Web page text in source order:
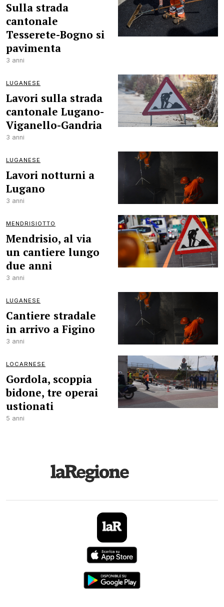
Sulla strada
cantonale
Tesserete-Bogno si
pavimenta
3 anni
LUGANESE
Lavori sulla strada
cantonale Lugano-
Viganello-Gandria
3 anni
LUGANESE
Lavori notturni a
Lugano
3 anni
MENDRISIOTTO
Mendrisio, al via
un cantiere lungo
due anni
3 anni
LUGANESE
Cantiere stradale
in arrivo a Figino
3 anni
LOCARNESE
Gordola, scoppia
bidone, tre operai
ustionati
5 anni